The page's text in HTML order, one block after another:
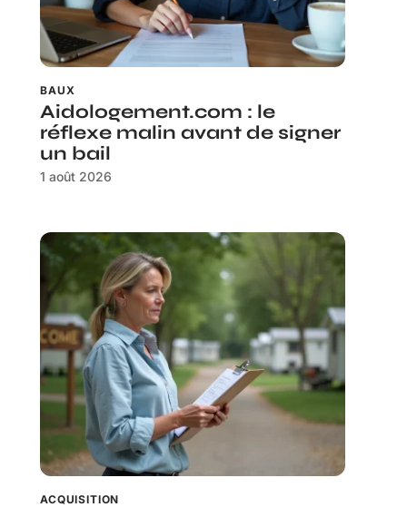
BAUX
Aidologement.com : le
réflexe malin avant de signer
un bail
1 août 2026
ACQUISITION